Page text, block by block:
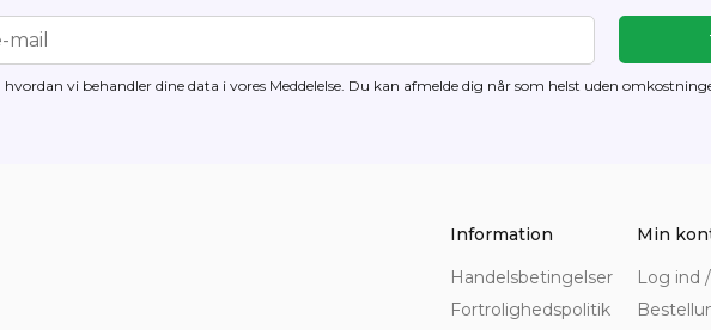
hvordan vi behandler dine data i vores Meddelelse. Du kan afmelde dig når som helst uden
Information
Handelsbetingelser
Fortrolighedspolitik
Min
Log ind